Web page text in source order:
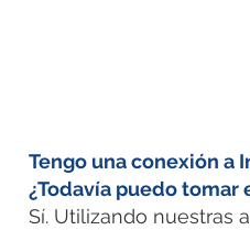
Tengo una conexión a
¿Todavía puedo tomar
Sí. Utilizando nuestras